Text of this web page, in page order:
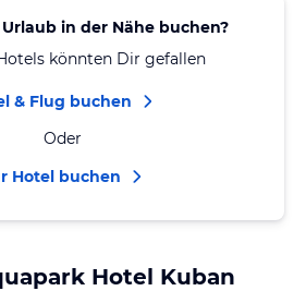
in der Nähe buchen?
könnten Dir gefallen
& Flug buchen
Oder
Hotel buchen
Hotel Kuban